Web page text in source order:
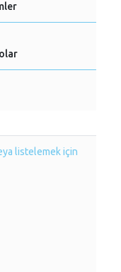
listelemek için